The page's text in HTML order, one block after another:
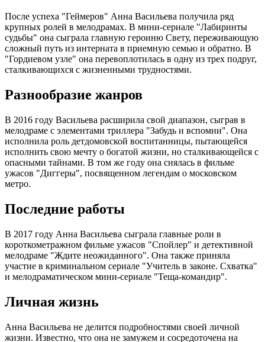
После успеха "Геймеров" Анна Васильева получила ряд
крупных ролей в мелодрамах. В мини-сериале "Лабиринты
судьбы" она сыграла главную героиню Свету, переживающую
сложный путь из интерната в приемную семью и обратно. В
"Гордиевом узле" она перевоплотилась в одну из трех подруг,
сталкивающихся с жизненными трудностями.
Разнообразие жанров
В 2016 году Васильева расширила свой диапазон, сыграв в
мелодраме с элементами триллера "Забудь и вспомни". Она
исполнила роль детдомовской воспитанницы, пытающейся
исполнить свою мечту о богатой жизни, но сталкивающейся с
опасными тайнами. В том же году она снялась в фильме
ужасов "Диггеры", посвященном легендам о московском
метро.
Последние работы
В 2017 году Анна Васильева сыграла главные роли в
короткометражном фильме ужасов "Спойлер" и детективной
мелодраме "Ждите неожиданного". Она также приняла
участие в криминальном сериале "Учитель в законе. Схватка"
и мелодраматическом мини-сериале "Теща-командир".
Личная жизнь
Анна Васильева не делится подробностями своей личной
жизни. Известно, что она не замужем и сосредоточена на